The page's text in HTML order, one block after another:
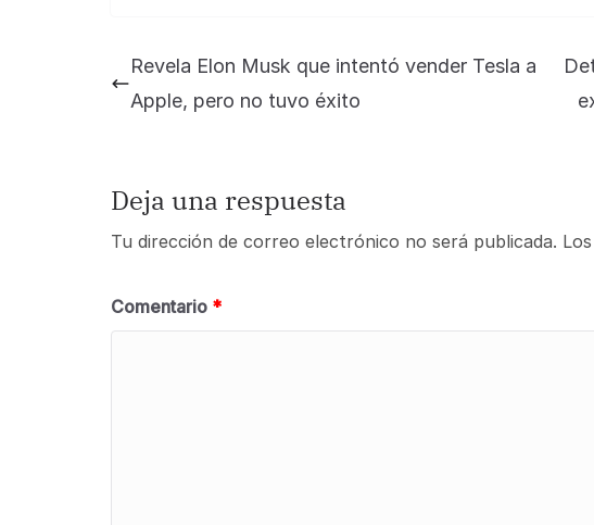
Revela Elon Musk que intentó vender Tesla a
Apple, pero no tuvo éxito
Deja una respuesta
Tu dirección de correo electrónico no será publicada.
Comentario *